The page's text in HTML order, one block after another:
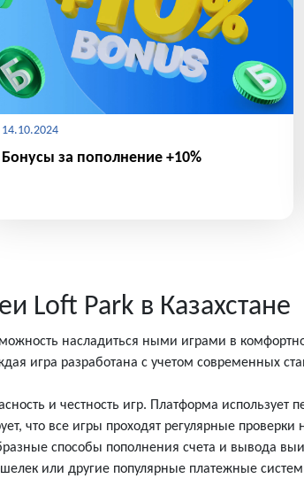
14.10.2024
Бонусы за пополнение +10%
Loft Park в Казахстане
насладиться ными играми в
игра разработана с учетом современных
и честность игр. Платформа
что все игры проходят регулярные проверки
способы пополнения счета и вывода
или другие популярные платежные